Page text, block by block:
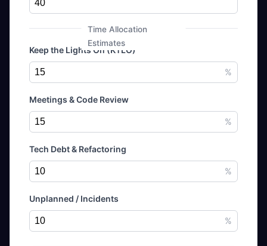
Time Allocation
Estimates
Keep the Lights On (KTLO)
Meetings & Code Review
Tech Debt & Refactoring
Unplanned / Incidents